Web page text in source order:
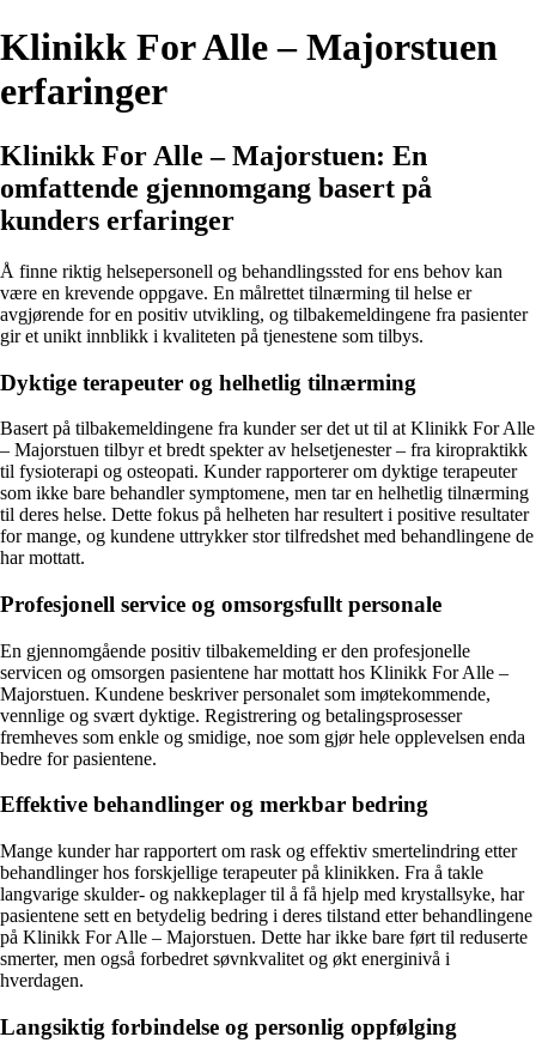
Klinikk For Alle – Majorstuen
erfaringer
Klinikk For Alle – Majorstuen: En
omfattende gjennomgang basert på
kunders erfaringer
Å finne riktig helsepersonell og behandlingssted for ens behov kan
være en krevende oppgave. En målrettet tilnærming til helse er
avgjørende for en positiv utvikling, og tilbakemeldingene fra pasienter
gir et unikt innblikk i kvaliteten på tjenestene som tilbys.
Dyktige terapeuter og helhetlig tilnærming
Basert på tilbakemeldingene fra kunder ser det ut til at Klinikk For Alle
– Majorstuen tilbyr et bredt spekter av helsetjenester – fra kiropraktikk
til fysioterapi og osteopati. Kunder rapporterer om dyktige terapeuter
som ikke bare behandler symptomene, men tar en helhetlig tilnærming
til deres helse. Dette fokus på helheten har resultert i positive resultater
for mange, og kundene uttrykker stor tilfredshet med behandlingene de
har mottatt.
Profesjonell service og omsorgsfullt personale
En gjennomgående positiv tilbakemelding er den profesjonelle
servicen og omsorgen pasientene har mottatt hos Klinikk For Alle –
Majorstuen. Kundene beskriver personalet som imøtekommende,
vennlige og svært dyktige. Registrering og betalingsprosesser
fremheves som enkle og smidige, noe som gjør hele opplevelsen enda
bedre for pasientene.
Effektive behandlinger og merkbar bedring
Mange kunder har rapportert om rask og effektiv smertelindring etter
behandlinger hos forskjellige terapeuter på klinikken. Fra å takle
langvarige skulder- og nakkeplager til å få hjelp med krystallsyke, har
pasientene sett en betydelig bedring i deres tilstand etter behandlingene
på Klinikk For Alle – Majorstuen. Dette har ikke bare ført til reduserte
smerter, men også forbedret søvnkvalitet og økt energinivå i
hverdagen.
Langsiktig forbindelse og personlig oppfølging